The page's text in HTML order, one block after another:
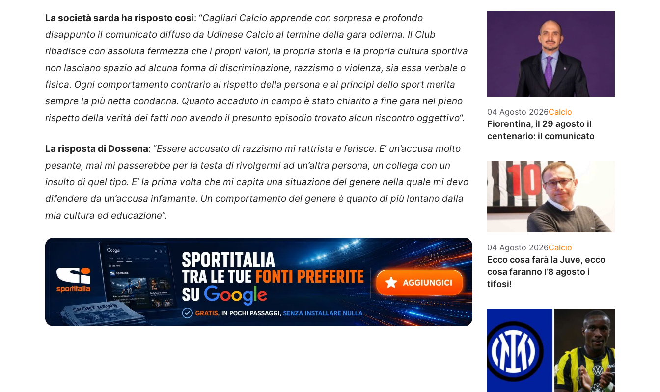
La società sarda ha risposto così: “Cagliari Calcio apprende con sorpresa e profondo
disappunto il comunicato diffuso da Udinese Calcio al termine della gara odierna. Il Club
ribadisce con assoluta fermezza che i propri valori, la propria storia e la propria cultura sportiva
non lasciano spazio ad alcuna forma di discriminazione, razzismo o violenza, sia essa verbale o
fisica. Ogni comportamento contrario al rispetto della persona e ai principi dello sport merita
sempre la più netta condanna. Quanto accaduto in campo è stato chiarito a fine gara nel pieno
rispetto della verità dei fatti non avendo il presunto episodio trovato alcun riscontro oggettivo“.
La risposta di Dossena: “Essere accusato di razzismo mi rattrista e ferisce. E’ un’accusa molto
pesante, mai mi passerebbe per la testa di rivolgermi ad un’altra persona, un collega con un
insulto di quel tipo. E’ la prima volta che mi capita una situazione del genere nella quale mi devo
difendere da un’accusa infamante. Un comportamento del genere è quanto di più lontano dalla
mia cultura ed educazione“.
04 Agosto 2026Categorie
Calcio
Fiorentina, il 29 agosto il
centenario: il comunicato
04 Agosto 2026Categorie
Calcio
Ecco cosa farà la Juve, ecco
cosa faranno l’8 agosto i
tifosi!